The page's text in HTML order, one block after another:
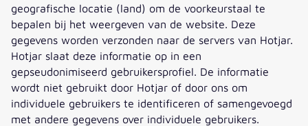
geografische locatie (land) om de voorkeurstaal te
bepalen bij het weergeven van de website. Deze
gegevens worden verzonden naar de servers van Hotjar.
Hotjar slaat deze informatie op in een
gepseudonimiseerd gebruikersprofiel. De informatie
wordt niet gebruikt door Hotjar of door ons om
individuele gebruikers te identificeren of samengevoegd
met andere gegevens over individuele gebruikers.